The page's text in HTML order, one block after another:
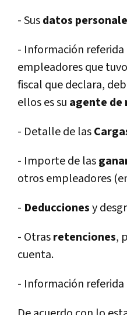
- Susdatos
- Información
empleadores que
fiscal que declara,
ellos es su agente de
- Detalle de las
- Importe de las
otros empleadores
- Deduccionesy
- Otrasretenciones,
cuenta.
- Información referida